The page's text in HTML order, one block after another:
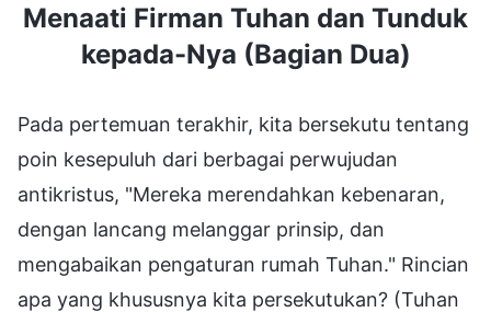
Menaati Firman Tuhan dan Tunduk
kepada-Nya (Bagian Dua)
Pada pertemuan terakhir, kita bersekutu tentang
poin kesepuluh dari berbagai perwujudan
antikristus, "Mereka merendahkan kebenaran,
dengan lancang melanggar prinsip, dan
mengabaikan pengaturan rumah Tuhan." Rincian
apa yang khususnya kita persekutukan? (Tuhan